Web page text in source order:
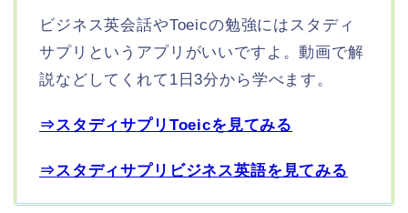
ビジネス英会話やToeicの勉強にはスタディ
サプリというアプリがいいですよ。動画で解
説などしてくれて1日3分から学べます。
⇒スタディサプリToeicを見てみる
⇒スタディサプリビジネス英語を見てみる